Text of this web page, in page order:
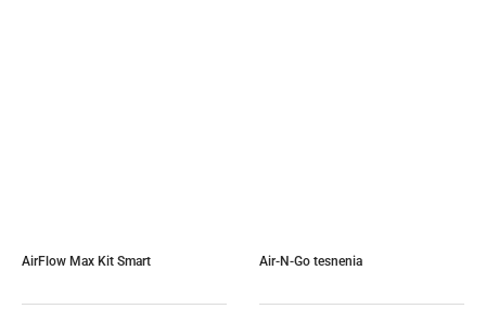
AirFlow Max Kit Smart Air-N-Go tesnenia